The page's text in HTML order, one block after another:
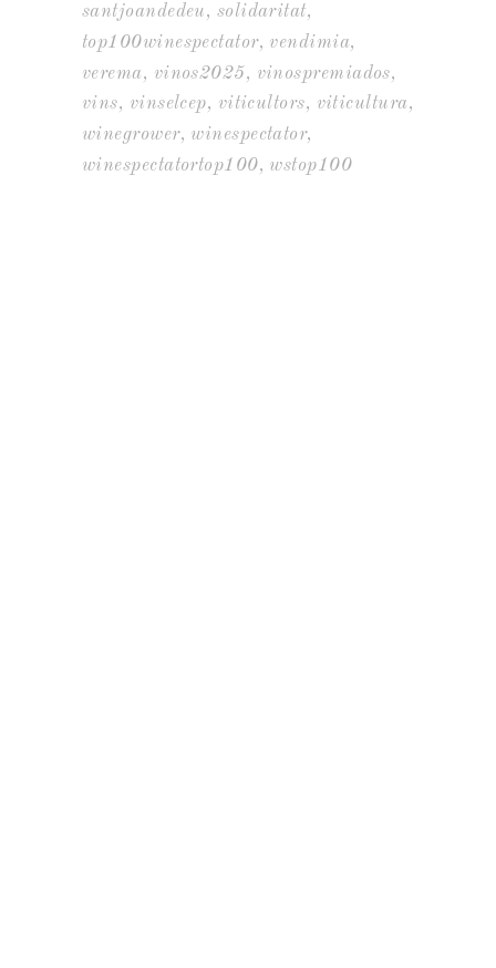
santjoandedeu
solidaritat
top100winespectator
vendimia
verema
vinos2025
vinospremiados
vins
vinselcep viticultors
viticultura
winegrower
winespectator
winespectatortop100
wstop100